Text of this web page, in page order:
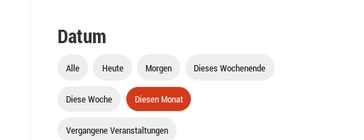
Datum
Alle Heute Morgen Dieses Wochenende
Diese Woche Diesen Monat
Vergangene Veranstaltungen